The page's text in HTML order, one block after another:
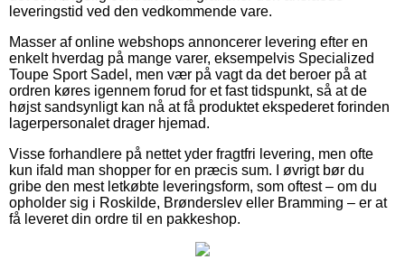
leveringstid ved den vedkommende vare.
Masser af online webshops annoncerer levering efter en
enkelt hverdag på mange varer, eksempelvis Specialized
Toupe Sport Sadel, men vær på vagt da det beroer på at
ordren køres igennem forud for et fast tidspunkt, så at de
højst sandsynligt kan nå at få produktet ekspederet forinden
lagerpersonalet drager hjemad.
Visse forhandlere på nettet yder fragtfri levering, men ofte
kun ifald man shopper for en præcis sum. I øvrigt bør du
gribe den mest letkøbte leveringsform, som oftest – om du
opholder sig i Roskilde, Brønderslev eller Bramming – er at
få leveret din ordre til en pakkeshop.